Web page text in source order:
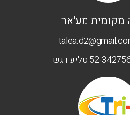
מקומית מע'אר
טליע דגש